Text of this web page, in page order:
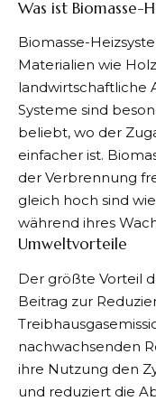
Was ist Biomasse-
Biomasse-
Materialien wie
landwirtschaftliche
Systeme sind
beliebt, wo der
einfacher ist.
der Verbrennung
gleich hoch sind
während ihres
Umweltvorteile
Der größte Vorteil
Beitrag zur
nachwachsenden
ihre Nutzung den
und reduziert die